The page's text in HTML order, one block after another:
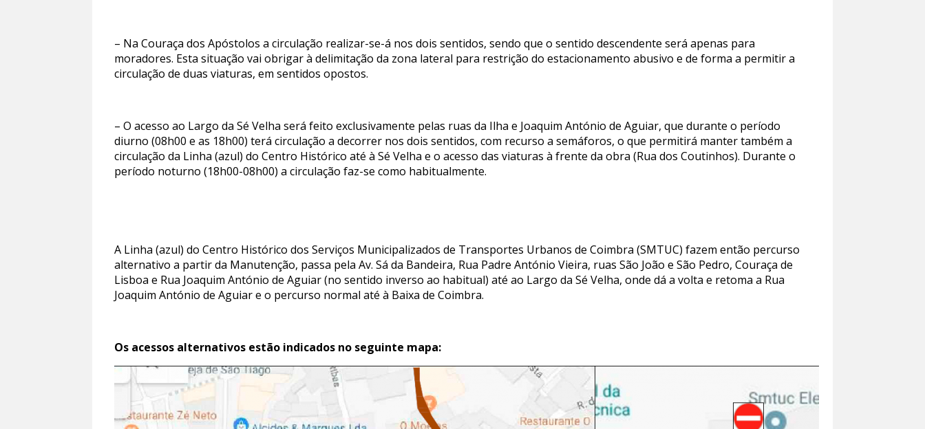
– Na Couraça dos Apóstolos a circulação realizar-se-á nos dois sentidos, sendo que o sentido descendente será apenas para
moradores. Esta situação vai obrigar à delimitação da zona lateral para restrição do estacionamento abusivo e de forma a permitir a
circulação de duas viaturas, em sentidos opostos.
– O acesso ao Largo da Sé Velha será feito exclusivamente pelas ruas da Ilha e Joaquim António de Aguiar, que durante o período
diurno (08h00 e as 18h00) terá circulação a decorrer nos dois sentidos, com recurso a semáforos, o que permitirá manter também a
circulação da Linha (azul) do Centro Histórico até à Sé Velha e o acesso das viaturas à frente da obra (Rua dos Coutinhos). Durante o
período noturno (18h00-08h00) a circulação faz-se como habitualmente.
A Linha (azul) do Centro Histórico dos Serviços Municipalizados de Transportes Urbanos de Coimbra (SMTUC) fazem então percurso
alternativo a partir da Manutenção, passa pela Av. Sá da Bandeira, Rua Padre António Vieira, ruas São João e São Pedro, Couraça de
Lisboa e Rua Joaquim António de Aguiar (no sentido inverso ao habitual) até ao Largo da Sé Velha, onde dá a volta e retoma a Rua
Joaquim António de Aguiar e o percurso normal até à Baixa de Coimbra.
Os acessos alternativos estão indicados no seguinte mapa: